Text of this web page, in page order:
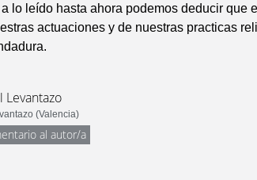
lo leído hasta ahora podemos deducir que
actuaciones y de nuestras practicas
Levantazo
(Valencia)
al autor/a